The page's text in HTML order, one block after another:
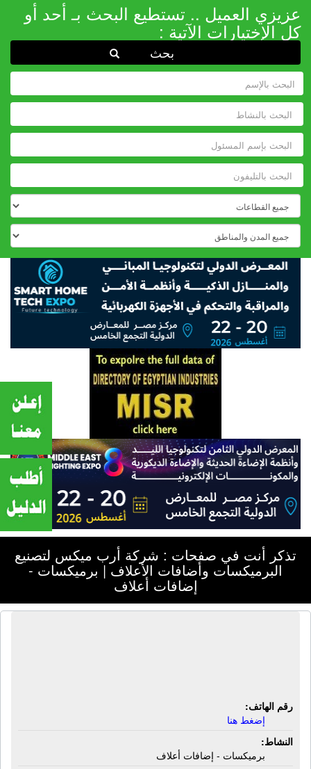
عزيزي العميل .. تستطيع البحث بـ أحد أو
كل الإختيارات الآتية :
تذكر أنت في صفحات : شركة أرب ميكس لتصنيع
البرميكسات وأضافات الأعلاف | برميكسات -
إضافات أعلاف
رقم الهاتف:
إضغط هنا
النشاط:
برميكسات - إضافات أعلاف